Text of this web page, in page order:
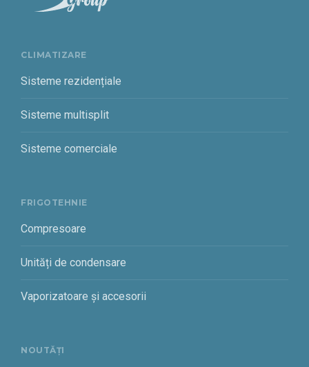
CLIMATIZARE
Sisteme rezidențiale
Sisteme multisplit
Sisteme comerciale
FRIGOTEHNIE
Compresoare
Unități de condensare
Vaporizatoare și accesorii
NOUTĂȚI